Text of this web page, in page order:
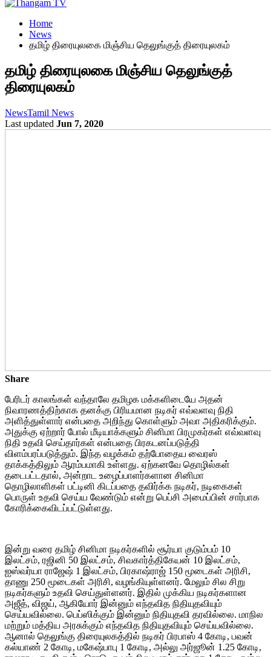
Home
News
தமிழ் திரையுலகை மிஞ்சிய தெலுங்குத் திரையுலகம்
தமிழ் திரையுலகை மிஞ்சிய தெலுங்குத்
திரையுலகம்
NewsTamil News
Last updated Jun 7, 2020
Share
பேரிடர் காலங்கள் வந்தாலே தமிழக மக்களிடையே அதன்
நிவாரணத்திற்காக தனக்கு பிரியமான நடிகர் எவ்வளவு நிதி
அளித்துள்ளார் என்பதை அறிந்து கொள்ளும் அவா அதிகரிக்கும்.
அதுக்கு ஏற்றார் போல் மீடியாக்களும் சினிமா பிரமுகர்கள் எவ்வளவு
நிதி உதவி செய்தார்கள் என்பதை பிரகடனப்படுத்தி
விளம்பரப்படுத்தும். இந்த வழக்கம் தற்போதைய வைரஸ்
தாக்கத்திலும் ஆரம்பமாகி உள்ளது. ஏற்கனவே தொழில்கள்
தடைபட்டதால், அன்றாட உழைப்பாளர்களான சினிமா
தொழிலாளிகள் பட்டினி கிடப்பதை தவிர்க்க நடிகர், நடிகைகள்
பொருள் உதவி செய்ய வேண்டும் என்று பெப்சி அமைப்பின் சார்பாக
கோரிக்கைவிடப்பட்டுள்ளது.
இன்று வரை தமிழ் சினிமா நடிகர்களில் சூர்யா குடும்பம் 10
இலட்சம், ரஜினி 50 இலட்சம், சிவகார்த்திகேயன் 10 இலட்சம்,
ஐஸ்வர்யா ராஜேஷ் 1 இலட்சம், பிரகாஷ்ராஜ் 150 மூடைகள் அரிசி,
தாணு 250 மூடைகள் அரிசி, வழங்கியுள்ளனர். மேலும் சில சிறு
நடிகர்களும் உதவி செய்துள்ளனர். இதில் முக்கிய நடிகர்களான
அஜீத், விஜய், ஆகியோர் இன்னும் எந்தவித நிதியுதவியும்
செய்யவில்லை. பெப்ஸிக்கும் இன்னும் நிதியுதவி தரவில்லை. மாநில
மற்றும் மத்திய அரசுக்கும் எந்தவித நிதியுதவியும் செய்யவில்லை.
ஆனால் தெலுங்கு திரையுலகத்தில் நடிகர் பிரபாஸ் 4 கோடி, பவன்
கல்யாண் 2 கோடி, மகேஷ்பாபு 1 கோடி, அல்லு அர்ஜூன் 1.25 கோடி,